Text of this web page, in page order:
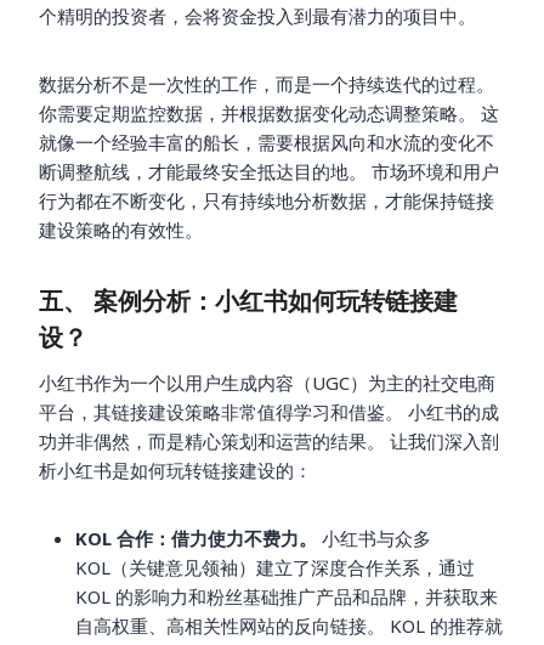
个精明的投资者，会将资金投入到最有潜力的项目中。
数据分析不是一次性的工作，而是一个持续迭代的过程。
你需要定期监控数据，并根据数据变化动态调整策略。 这
就像一个经验丰富的船长，需要根据风向和水流的变化不
断调整航线，才能最终安全抵达目的地。 市场环境和用户
行为都在不断变化，只有持续地分析数据，才能保持链接
建设策略的有效性。
五、 案例分析：小红书如何玩转链接建
设？
小红书作为一个以用户生成内容（UGC）为主的社交电商
平台，其链接建设策略非常值得学习和借鉴。 小红书的成
功并非偶然，而是精心策划和运营的结果。 让我们深入剖
析小红书是如何玩转链接建设的：
KOL 合作：借力使力不费力。
小红书与众多
KOL（关键意见领袖）建立了深度合作关系，通过
KOL 的影响力和粉丝基础推广产品和品牌，并获取来
自高权重、高相关性网站的反向链接。 KOL 的推荐就